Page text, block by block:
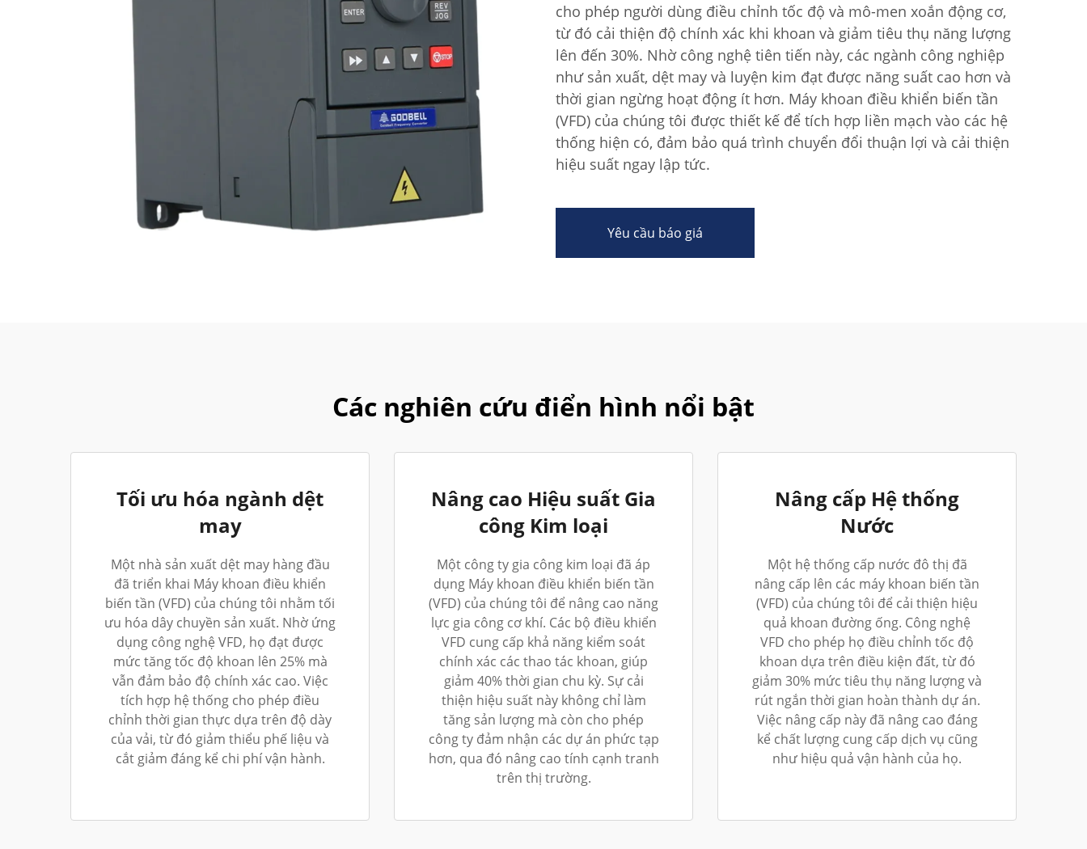
cho phép người dùng điều chỉnh tốc độ và mô-men xoắn động cơ,
từ đó cải thiện độ chính xác khi khoan và giảm tiêu thụ năng lượng
lên đến 30%. Nhờ công nghệ tiên tiến này, các ngành công nghiệp
như sản xuất, dệt may và luyện kim đạt được năng suất cao hơn và
thời gian ngừng hoạt động ít hơn. Máy khoan điều khiển biến tần
(VFD) của chúng tôi được thiết kế để tích hợp liền mạch vào các hệ
thống hiện có, đảm bảo quá trình chuyển đổi thuận lợi và cải thiện
hiệu suất ngay lập tức.
Yêu cầu báo giá
Các nghiên cứu điển hình nổi bật
Tối ưu hóa ngành dệt
may
Một nhà sản xuất dệt may hàng đầu
đã triển khai Máy khoan điều khiển
biến tần (VFD) của chúng tôi nhằm tối
ưu hóa dây chuyền sản xuất. Nhờ ứng
dụng công nghệ VFD, họ đạt được
mức tăng tốc độ khoan lên 25% mà
vẫn đảm bảo độ chính xác cao. Việc
tích hợp hệ thống cho phép điều
chỉnh thời gian thực dựa trên độ dày
của vải, từ đó giảm thiểu phế liệu và
cắt giảm đáng kể chi phí vận hành.
Nâng cao Hiệu suất Gia
công Kim loại
Một công ty gia công kim loại đã áp
dụng Máy khoan điều khiển biến tần
(VFD) của chúng tôi để nâng cao năng
lực gia công cơ khí. Các bộ điều khiển
VFD cung cấp khả năng kiểm soát
chính xác các thao tác khoan, giúp
giảm 40% thời gian chu kỳ. Sự cải
thiện hiệu suất này không chỉ làm
tăng sản lượng mà còn cho phép
công ty đảm nhận các dự án phức tạp
hơn, qua đó nâng cao tính cạnh tranh
trên thị trường.
Nâng cấp Hệ thống
Nước
Một hệ thống cấp nước đô thị đã
nâng cấp lên các máy khoan biến tần
(VFD) của chúng tôi để cải thiện hiệu
quả khoan đường ống. Công nghệ
VFD cho phép họ điều chỉnh tốc độ
khoan dựa trên điều kiện đất, từ đó
giảm 30% mức tiêu thụ năng lượng và
rút ngắn thời gian hoàn thành dự án.
Việc nâng cấp này đã nâng cao đáng
kể chất lượng cung cấp dịch vụ cũng
như hiệu quả vận hành của họ.